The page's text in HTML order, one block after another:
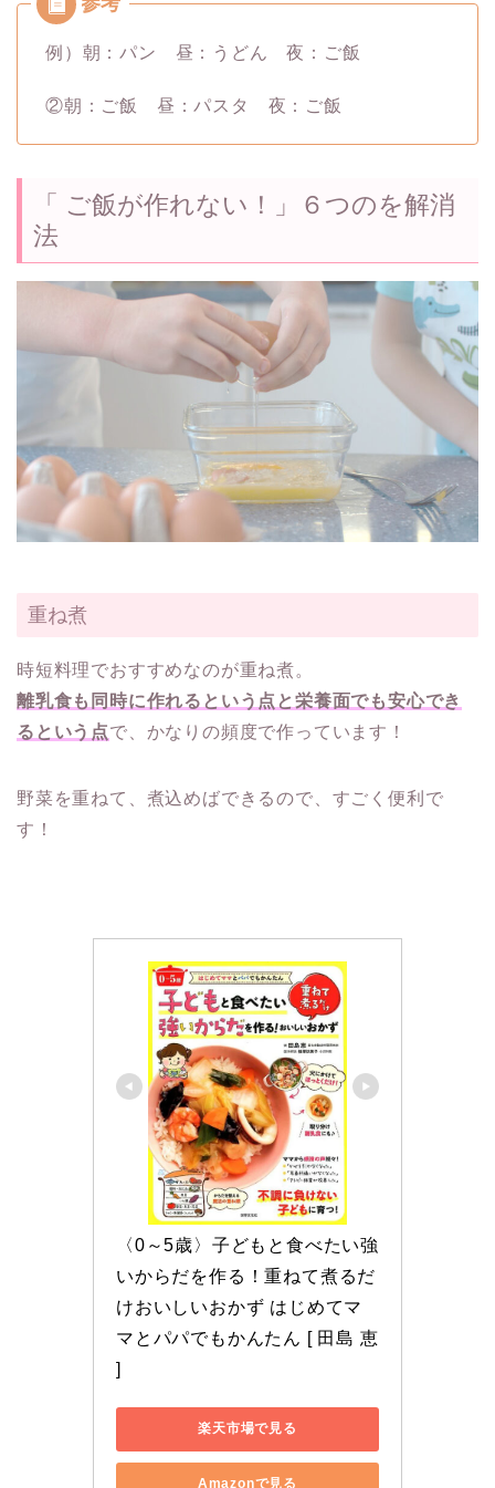
例）朝：パン 昼：うどん 夜：ご飯
②朝：ご飯 昼：パスタ 夜：ご飯
「 ご飯が作れない！」６つのを解消
法
重ね煮
時短料理でおすすめなのが重ね煮。
離乳食も同時に作れるという点と栄養面でも安心でき
るという点で、かなりの頻度で作っています！
野菜を重ねて、煮込めばできるので、すごく便利で
す！
〈0～5歳〉子どもと食べたい強
いからだを作る！重ねて煮るだ
けおいしいおかず はじめてマ
マとパパでもかんたん [ 田島 恵
]
楽天市場で見る
Amazonで見る